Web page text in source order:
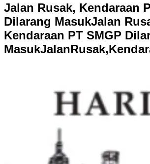
Jalan Rusak, Kendaraan
Dilarang MasukJalan
Kendaraan PT SMGP
MasukJalanRusak,Kendar